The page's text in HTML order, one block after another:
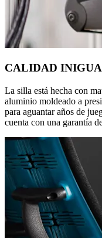
CALIDAD
La silla está hecha con
aluminio moldeado a
para aguantar años de
cuenta con una garantía